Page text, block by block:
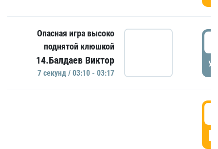
Опасная игра высоко
поднятой клюшкой
14.Балдаев Виктор
7 секунд / 03:10 - 03:17